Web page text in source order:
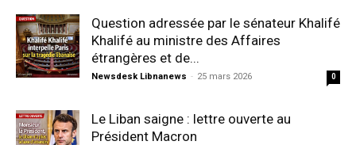
Question adressée par le sénateur Khalifé
Khalifé au ministre des Affaires
étrangères et de...
Newsdesk Libnanews - 25 mars 2026 0
Le Liban saigne : lettre ouverte au
Président Macron